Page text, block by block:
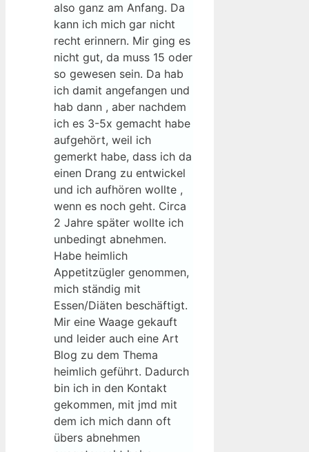
also ganz am Anfang. Da
kann ich mich gar nicht
recht erinnern. Mir ging es
nicht gut, da muss 15 oder
so gewesen sein. Da hab
ich damit angefangen und
hab dann , aber nachdem
ich es 3-5x gemacht habe
aufgehört, weil ich
gemerkt habe, dass ich da
einen Drang zu entwickel
und ich aufhören wollte ,
wenn es noch geht. Circa
2 Jahre später wollte ich
unbedingt abnehmen.
Habe heimlich
Appetitzügler genommen,
mich ständig mit
Essen/Diäten beschäftigt.
Mir eine Waage gekauft
und leider auch eine Art
Blog zu dem Thema
heimlich geführt. Dadurch
bin ich in den Kontakt
gekommen, mit jmd mit
dem ich mich dann oft
übers abnehmen